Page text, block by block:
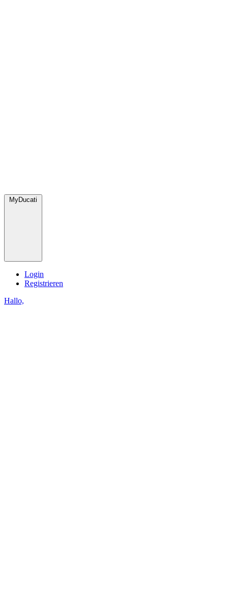
MyDucati
Login
Registrieren
Hallo,